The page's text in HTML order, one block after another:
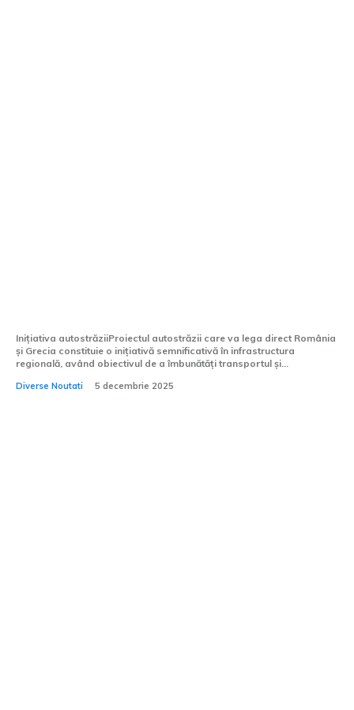
Inițiativa autostrăziiProiectul autostrăzii care va lega direct România
și Grecia constituie o inițiativă semnificativă în infrastructura
regională, având obiectivul de a îmbunătăți transportul și...
Diverse Noutati 5 decembrie 2025